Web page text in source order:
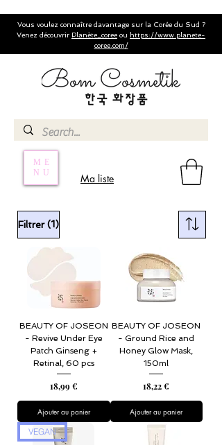
ME
NU
Ma liste
Vous voulez connaître davantage sur la Corée du Sud ?
Venez découvrir Planète_coree ou https://www.planete-
coree.com/
Filtrer (1)
BEAUTY OF JOSEON
- Revive Under Eye
Patch Ginseng +
Retinal, 60 pcs
Prix
18,99 €
Ajouter au panier
BEAUTY OF JOSEON
- Ground Rice and
Honey Glow Mask,
150ml
Prix
18,22 €
Ajouter au panier
VEGAN